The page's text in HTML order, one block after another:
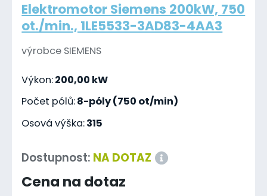
Elektromotor Siemens 200kW, 750
ot./min., 1LE5533-3AD83-4AA3
výrobce SIEMENS
Výkon:200,00 kW
Počet pólů:8-póly (750 ot/min)
Osová výška:315
Dostupnost: NA DOTAZ
Cena na dotaz